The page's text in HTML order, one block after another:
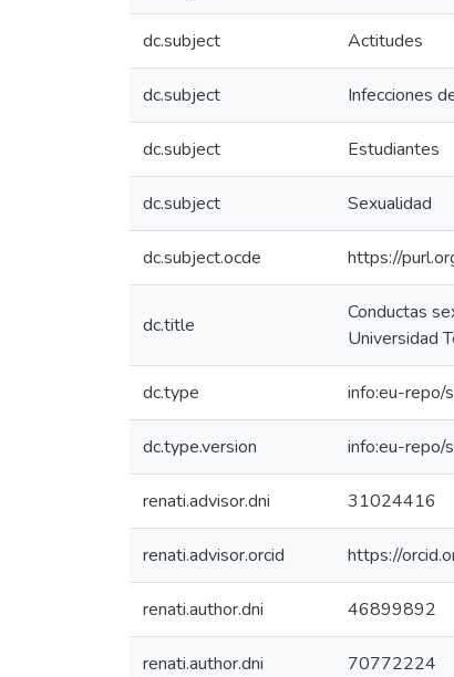
dc.subject Actitudes
dc.subject Infecciones
dc.subject Estudiantes
dc.subject Sexualidad
dc.subject.ocde https://
dc.title
Conductas
Universidad
dc.type info:eu-repo/
dc.type.version info:eu-repo/
renati.advisor.dni 31024416
renati.advisor.orcid https://
renati.author.dni 46899892
renati.author.dni 70772224